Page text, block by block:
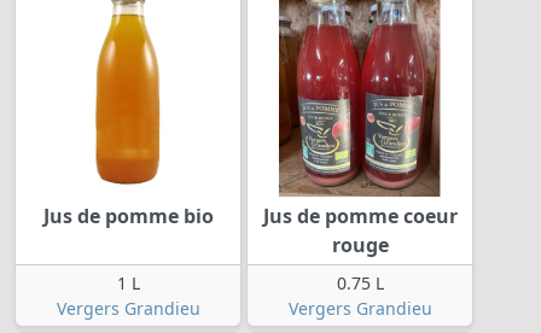
Jus de pomme bio
1 L
Vergers Grandieu
Jus de pomme coeur
rouge
0.75 L
Vergers Grandieu